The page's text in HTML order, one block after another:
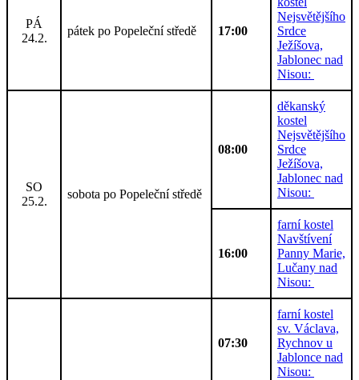
PÁ
24.2.
pátek po Popeleční středě 17:00
Nejsvětějšího
Srdce
Ježíšova,
Jablonec nad
Nisou:
SO
25.2.
sobota po Popeleční středě
08:00
děkanský
kostel
Nejsvětějšího
Srdce
Ježíšova,
Jablonec nad
Nisou:
16:00
farní kostel
Navštívení
Panny Marie,
Lučany nad
Nisou:
07:30
farní kostel
sv. Václava,
Rychnov u
Jablonce nad
Nisou: